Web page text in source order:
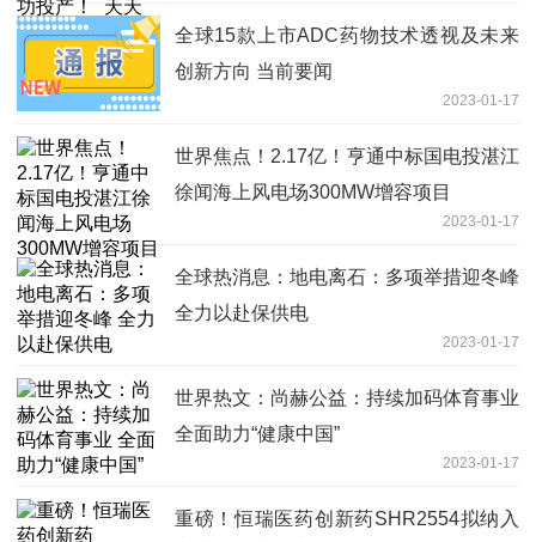
全球15款上市ADC药物技术透视及未来
创新方向 当前要闻
2023-01-17
世界焦点！2.17亿！亨通中标国电投湛江
徐闻海上风电场300MW增容项目
2023-01-17
全球热消息：地电离石：多项举措迎冬峰
全力以赴保供电
2023-01-17
世界热文：尚赫公益：持续加码体育事业
全面助力“健康中国”
2023-01-17
重磅！恒瑞医药创新药SHR2554拟纳入